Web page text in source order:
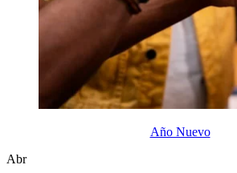
Año Nuevo
Abr